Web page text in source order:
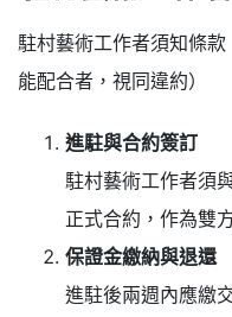
駐村藝術工作者須知條
能配合者，視同違約）
進駐與合約簽訂
駐村藝術工作者須
正式合約，作為雙
保證金繳納與退還
進駐後兩週內應繳